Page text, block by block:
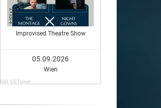
Improvised Theatre Show
05.09.2026
Wien
Bild: OETicket